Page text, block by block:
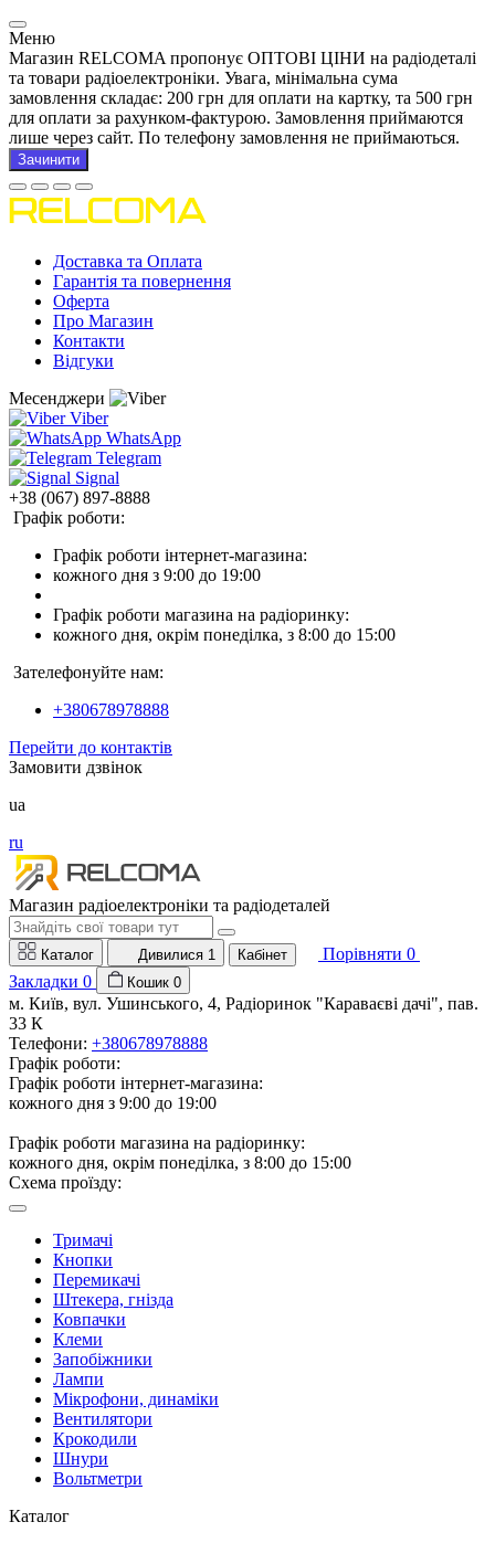
Меню
Магазин RELCOMA пропонує ОПТОВІ ЦІНИ на радіодеталі
та товари радіоелектроніки. Увага, мінімальна сума
замовлення складає: 200 грн для оплати на картку, та 500 грн
для оплати за рахунком-фактурою. Замовлення приймаются
лише через сайт. По телефону замовлення не приймаються.
Зачинити
Доставка та Оплата
Гарантія та повернення
Оферта
Про Магазин
Контакти
Відгуки
Месенджери
Viber
WhatsApp
Telegram
Signal
+38 (067) 897-8888
Графік роботи:
Графік роботи інтернет-магазина:
кожного дня з 9:00 до 19:00
Графік роботи магазина на радіоринку:
кожного дня, окрім понеділка, з 8:00 до 15:00
Зателефонуйте нам:
+380678978888
Перейти до контактів
Замовити дзвінок
ua
ru
Магазин радіоелектроніки та радіодеталей
Каталог Дивилися 1 Кабінет Порівняти 0
Закладки 0 Кошик 0
м. Київ, вул. Ушинського, 4, Радіоринок "Караваєві дачі", пав.
33 К
Телефони: +380678978888
Графік роботи:
Графік роботи інтернет-магазина:
кожного дня з 9:00 до 19:00
Графік роботи магазина на радіоринку:
кожного дня, окрім понеділка, з 8:00 до 15:00
Схема проїзду:
Тримачі
Кнопки
Перемикачі
Штекера, гнізда
Ковпачки
Клеми
Запобіжники
Лампи
Мікрофони, динаміки
Вентилятори
Крокодили
Шнури
Вольтметри
Каталог